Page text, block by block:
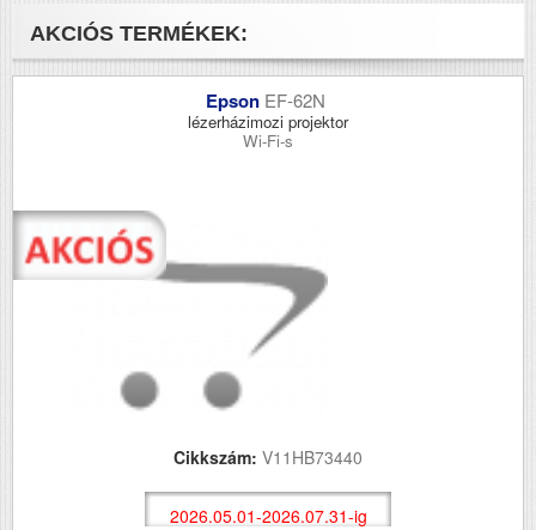
AKCIÓS TERMÉKEK:
Epson EF-62N
lézerházimozi projektor
Wi-Fi-s
Cikkszám: V11HB73440
2026.05.01-2026.07.31-ig